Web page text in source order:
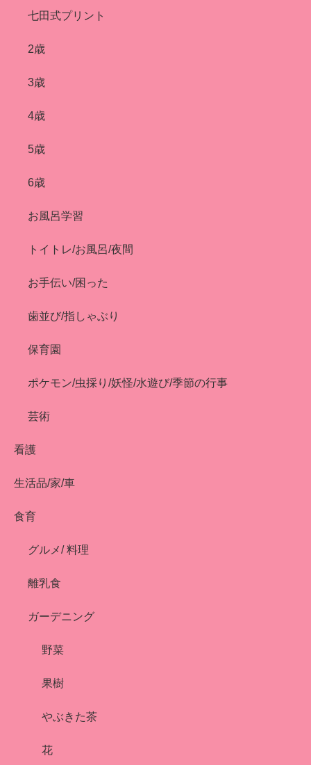
七田式プリント
2歳
3歳
4歳
5歳
6歳
お風呂学習
トイトレ/お風呂/夜間
お手伝い/困った
歯並び/指しゃぶり
保育園
ポケモン/虫採り/妖怪/水遊び/季節の行事
芸術
看護
生活品/家/車
食育
グルメ/ 料理
離乳食
ガーデニング
野菜
果樹
やぶきた茶
花